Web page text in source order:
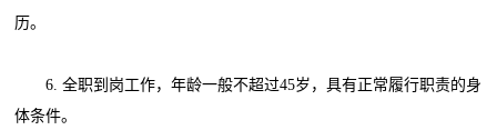
历。
6. 全职到岗工作，年龄一般不超过45岁，具有正常履行职责的身
体条件。